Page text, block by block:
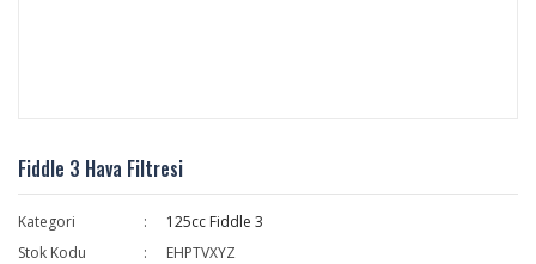
Fiddle 3 Hava Filtresi
Kategori
125cc Fiddle 3
Stok Kodu
EHPTVXYZ